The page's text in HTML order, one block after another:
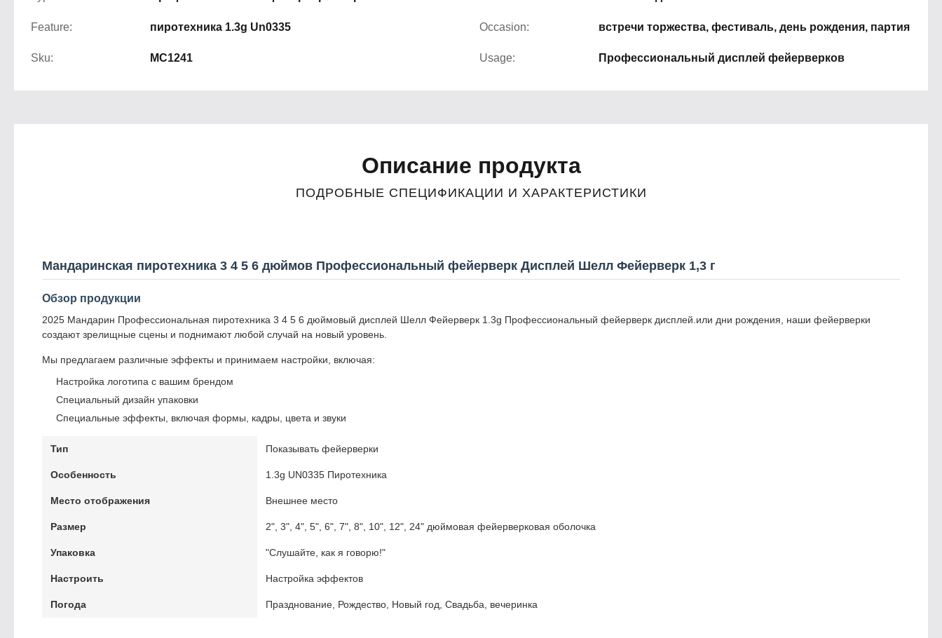
Feature: пиротехника 1.3g Un0335 Occasion: встречи торжества, фестиваль, день рождения, партия
Sku: MC1241 Usage: Профессиональный дисплей фейерверков
Описание продукта
ПОДРОБНЫЕ СПЕЦИФИКАЦИИ И ХАРАКТЕРИСТИКИ
Мандаринская пиротехника 3 4 5 6 дюймов Профессиональный фейерверк Дисплей Шелл Фейерверк 1,3 г
Обзор продукции
2025 Мандарин Профессиональная пиротехника 3 4 5 6 дюймовый дисплей Шелл Фейерверк 1.3g Профессиональный фейерверк дисплей.или дни рождения, наши фейерверки
создают зрелищные сцены и поднимают любой случай на новый уровень.
Мы предлагаем различные эффекты и принимаем настройки, включая:
Настройка логотипа с вашим брендом
Специальный дизайн упаковки
Специальные эффекты, включая формы, кадры, цвета и звуки
Тип Показывать фейерверки
Особенность 1.3g UN0335 Пиротехника
Место отображения Внешнее место
Размер 2", 3", 4", 5", 6", 7", 8", 10", 12", 24" дюймовая фейерверковая оболочка
Упаковка "Слушайте, как я говорю!"
Настроить Настройка эффектов
Погода Празднование, Рождество, Новый год, Свадьба, вечеринка